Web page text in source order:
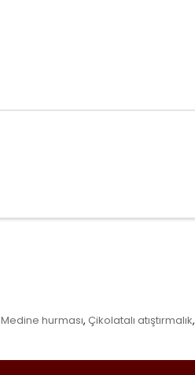
Medine hurması, Çikolatalı atıştırmalık,